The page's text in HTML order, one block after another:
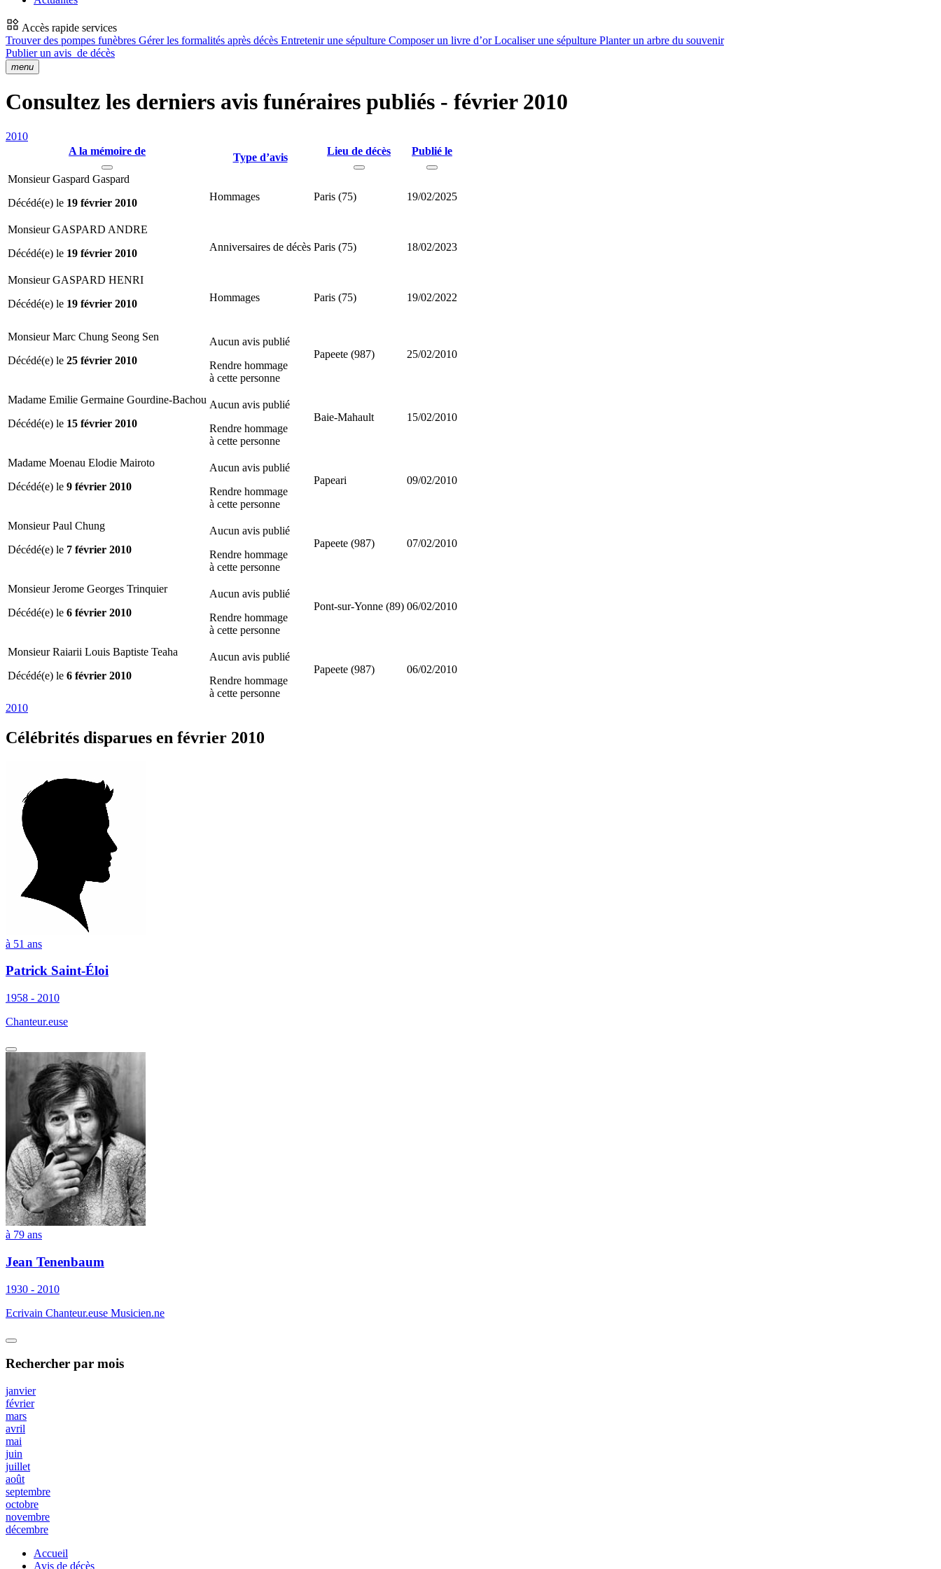
Accès rapide services
Trouver des pompes funèbres Gérer les formalités après décès Entretenir une sépulture Composer un livre d’orLocaliser une sépulture Planter un arbre du souvenir
Publier un avis de décès
menu
Consultez les derniers avis funéraires publiés - février 2010
2010
A la mémoire de
Type d’avis
Lieu de décès Publié le
Monsieur Gaspard Gaspard
Décédé(e) le 19 février 2010
Hommages Paris (75) 19/02/2025
Monsieur GASPARD ANDRE
Décédé(e) le 19 février 2010
Anniversaires de décès Paris (75) 18/02/2023
Monsieur GASPARD HENRI
Décédé(e) le 19 février 2010
Hommages Paris (75) 19/02/2022
Monsieur Marc Chung Seong Sen
Décédé(e) le 25 février 2010
Aucun avis publié
Rendre hommage
à cette personne
Papeete (987) 25/02/2010
Madame Emilie Germaine Gourdine-Bachou
Décédé(e) le 15 février 2010
Aucun avis publié
Rendre hommage
à cette personne
Baie-Mahault 15/02/2010
Madame Moenau Elodie Mairoto
Décédé(e) le 9 février 2010
Aucun avis publié
Rendre hommage
à cette personne
Papeari 09/02/2010
Monsieur Paul Chung
Décédé(e) le 7 février 2010
Aucun avis publié
Rendre hommage
à cette personne
Papeete (987) 07/02/2010
Monsieur Jerome Georges Trinquier
Décédé(e) le 6 février 2010
Aucun avis publié
Rendre hommage
à cette personne
Pont-sur-Yonne (89) 06/02/2010
Monsieur Raiarii Louis Baptiste Teaha
Décédé(e) le 6 février 2010
Aucun avis publié
Rendre hommage
à cette personne
Papeete (987) 06/02/2010
2010
Célébrités disparues en février 2010
à 51 ans
Patrick Saint-Éloi
1958 - 2010
Chanteur.euse
à 79 ans
Jean Tenenbaum
1930 - 2010
Ecrivain Chanteur.euse Musicien.ne
Rechercher par mois
janvier
février
mars
avril
mai
juin
juillet
août
septembre
octobre
novembre
décembre
Accueil
Avis de décès